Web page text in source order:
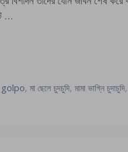
…
,মা ছেলে চুদচুদি,মামা ভাগ্নি চুদাচুদি